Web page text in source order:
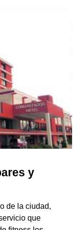
y
de la ciudad,
que